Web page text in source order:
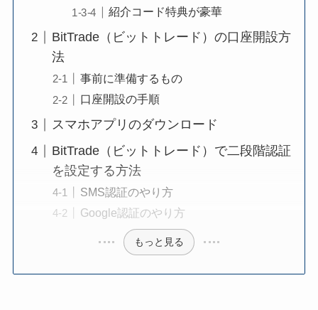
紹介コード特典が豪華
BitTrade（ビットトレード）の口座開設方
法
事前に準備するもの
口座開設の手順
スマホアプリのダウンロード
BitTrade（ビットトレード）で二段階認証
を設定する方法
SMS認証のやり方
Google認証のやり方
もっと見る